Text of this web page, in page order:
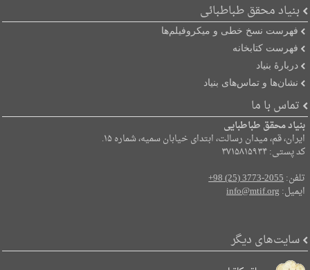
بنیاد محقق طباطبائی
فهرست نسخ خطی و میکروفیلم‌ها
فهرست کتابخانه
دربارۀ بنیاد
نشان‌ها و تماس‌های بنیاد
تماس با ما
بنیاد محقق طباطبایی
ایران، قم، میدان رسالت، ابتدای خیابان سمیه، شماره ۱۵.
کد پستی: ۳۷۱۵۸۱۵۹۳۴
تلفن:+98 (25) 3773-2055
ایمیل:info@mtif.org
سایت‌های دیگر